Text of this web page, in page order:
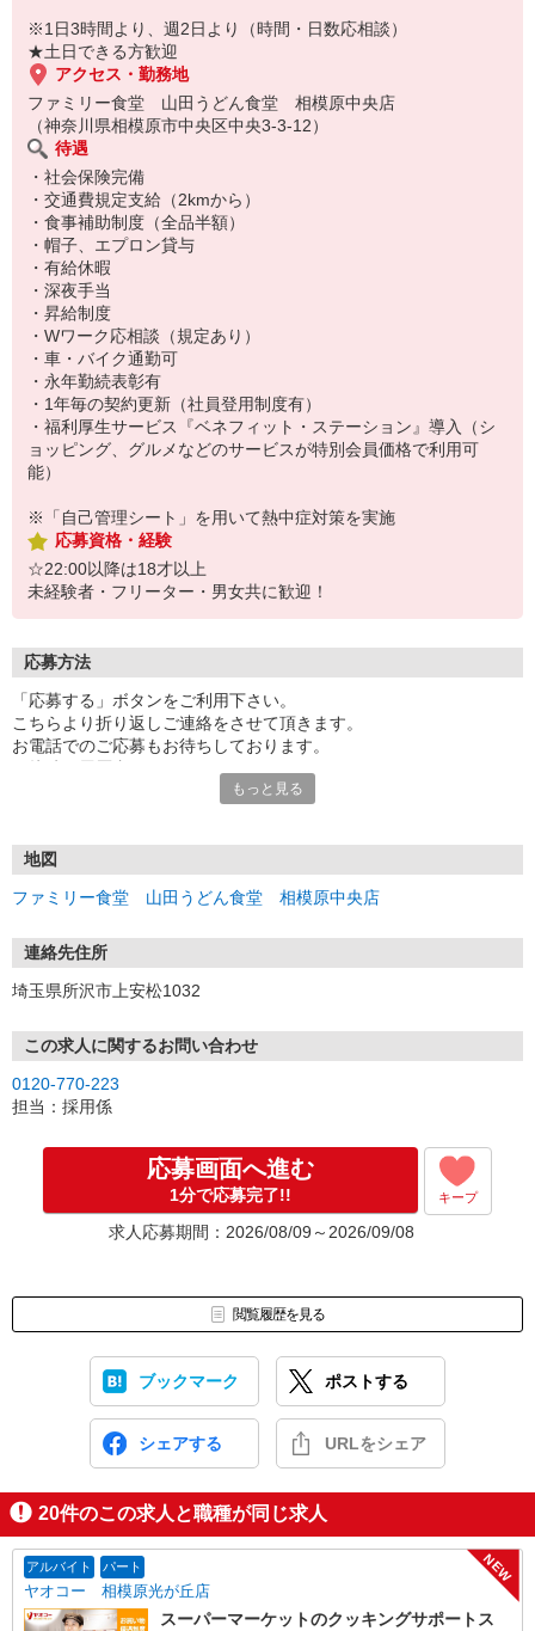
※1日3時間より、週2日より（時間・日数応相談）
★土日できる方歓迎
アクセス・勤務地
ファミリー食堂 山田うどん食堂 相模原中央店
（神奈川県相模原市中央区中央3-3-12）
待遇
・社会保険完備
・交通費規定支給（2kmから）
・食事補助制度（全品半額）
・帽子、エプロン貸与
・有給休暇
・深夜手当
・昇給制度
・Wワーク応相談（規定あり）
・車・バイク通勤可
・永年勤続表彰有
・1年毎の契約更新（社員登用制度有）
・福利厚生サービス『ベネフィット・ステーション』導入（シ
ョッピング、グルメなどのサービスが特別会員価格で利用可
能）
※「自己管理シート」を用いて熱中症対策を実施
応募資格・経験
☆22:00以降は18才以上
未経験者・フリーター・男女共に歓迎！
応募方法
「応募する」ボタンをご利用下さい。
こちらより折り返しご連絡をさせて頂きます。
お電話でのご応募もお待ちしております。
もっと見る
地図
ファミリー食堂 山田うどん食堂 相模原中央店
連絡先住所
埼玉県所沢市上安松1032
この求人に関するお問い合わせ
0120-770-223
担当：採用係
応募画面へ進む
1分で応募完了!! キープ
求人応募期間：2026/08/09～2026/09/08
閲覧履歴を見る
ブックマーク ポストする
シェアする URLをシェア
20件のこの求人と職種が同じ求人
アルバイト パート
ヤオコー 相模原光が丘店
NEW
スーパーマーケットのクッキングサポートス